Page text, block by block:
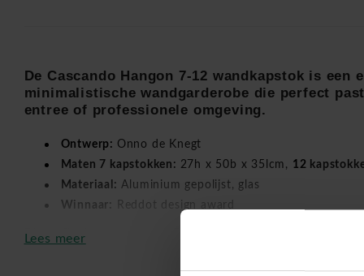
De Cascando Hangon 7-12 wandkapstok is een
minimalistische wandgarderobe die perfect
entree of professionele omgeving.
Ontwerp: Onno de Knegt
Maten 7 kapstokken: 27h x 50b x 35lcm, 12
Materiaal: Aluminium gepolijst, glas
Winnaar:
Reddot design award
Dit verfijnde ontwerp van
Lees meer